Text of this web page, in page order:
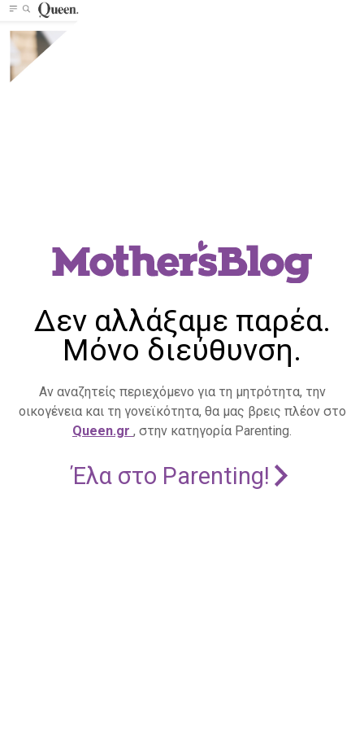
Δεν αλλάξαμε παρέα.
Μόνο διεύθυνση.
Αν αναζητείς περιεχόμενο για τη μητρότητα, την
οικογένεια και τη γονεϊκότητα, θα μας βρεις πλέον στο
Queen.gr , στην κατηγορία Parenting.
Έλα στο Parenting!